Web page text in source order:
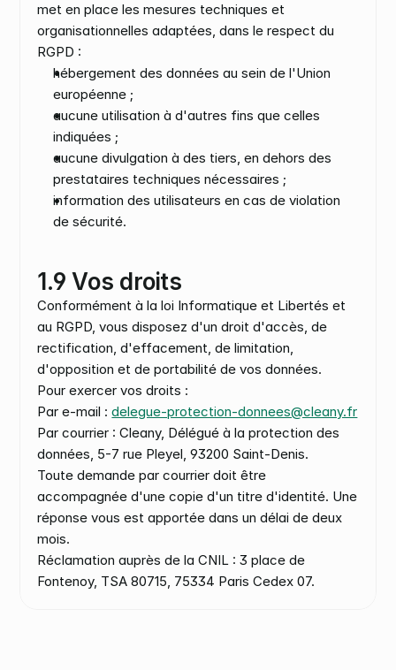
met en place les mesures techniques et
organisationnelles adaptées, dans le respect du
RGPD :
hébergement des données au sein de l'Union
européenne ;
aucune utilisation à d'autres fins que celles
indiquées ;
aucune divulgation à des tiers, en dehors des
prestataires techniques nécessaires ;
information des utilisateurs en cas de violation
de sécurité.
1.9 Vos droits
Conformément à la loi Informatique et Libertés et
au RGPD, vous disposez d'un droit d'accès, de
rectification, d'effacement, de limitation,
d'opposition et de portabilité de vos données.
Pour exercer vos droits :
Par e-mail : delegue-protection-donnees@cleany.fr
Par courrier : Cleany, Délégué à la protection des
données, 5-7 rue Pleyel, 93200 Saint-Denis.
Toute demande par courrier doit être
accompagnée d'une copie d'un titre d'identité. Une
réponse vous est apportée dans un délai de deux
mois.
Réclamation auprès de la CNIL : 3 place de
Fontenoy, TSA 80715, 75334 Paris Cedex 07.